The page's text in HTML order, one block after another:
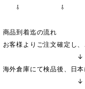
⇩ ⇩
商品到着迄の流れ
お客様よりご注文確定し
↓
海外倉庫にて検品後、日
↓（3~5日